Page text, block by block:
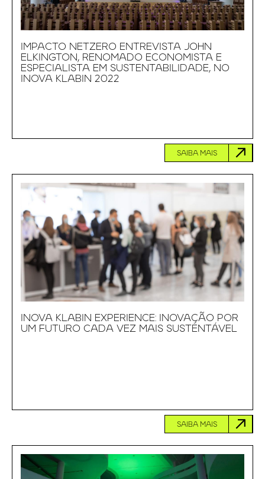
IMPACTO NETZERO ENTREVISTA JOHN
ELKINGTON, RENOMADO ECONOMISTA E
ESPECIALISTA EM SUSTENTABILIDADE, NO
INOVA KLABIN 2022
SAIBA MAIS
INOVA KLABIN EXPERIENCE: INOVAÇÃO POR
UM FUTURO CADA VEZ MAIS SUSTENTÁVEL
SAIBA MAIS